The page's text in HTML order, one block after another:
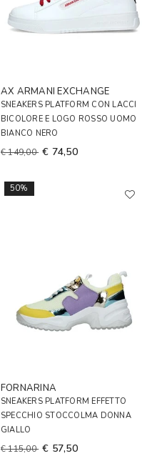
AX ARMANI EXCHANGE
SNEAKERS PLATFORM CON LACCI
BICOLORE E LOGO ROSSO UOMO
BIANCO NERO
€ 149,00 € 74,50
50%
FORNARINA
SNEAKERS PLATFORM EFFETTO
SPECCHIO STOCCOLMA DONNA
GIALLO
€ 115,00 € 57,50